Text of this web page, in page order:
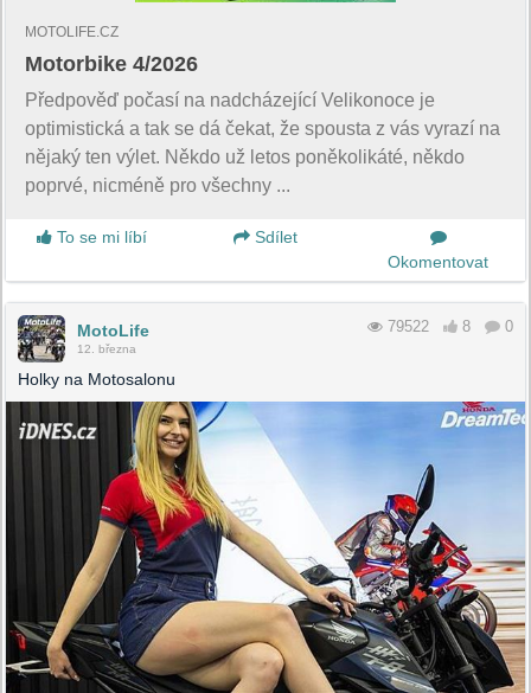
MOTOLIFE.CZ
Motorbike 4/2026
Předpověď počasí na nadcházející Velikonoce je
optimistická a tak se dá čekat, že spousta z vás vyrazí na
nějaký ten výlet. Někdo už letos poněkolikáté, někdo
poprvé, nicméně pro všechny ...
To se mi líbí
Sdílet
Okomentovat
MotoLife
12. března
79522 8 0
Holky na Motosalonu